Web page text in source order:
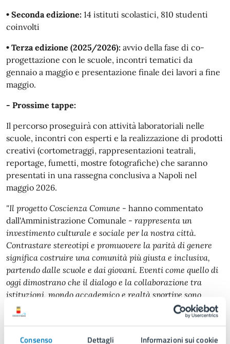
Consenso Dettagli Informazioni sui cookie
• Seconda edizione: 14 istituti scolastici, 810 studenti
coinvolti
• Terza edizione (2025/2026): avvio della fase di co-
progettazione con le scuole, incontri tematici da
gennaio a maggio e presentazione finale dei lavori a fine
maggio.
- Prossime tappe:
Il percorso proseguirà con attività laboratoriali nelle
scuole, incontri con esperti e la realizzazione di prodotti
creativi (cortometraggi, rappresentazioni teatrali,
reportage, fumetti, mostre fotografiche) che saranno
presentati in una rassegna conclusiva a Napoli nel
maggio 2026.
"Il progetto Coscienza Comune - hanno commentato
dall'Amministrazione Comunale - rappresenta un
investimento culturale e sociale per la nostra città.
Contrastare stereotipi e promuovere la parità di genere
significa costruire una comunità più giusta e inclusiva,
partendo dalle scuole e dai giovani. Eventi come quello di
oggi dimostrano che il dialogo e la collaborazione tra
istituzioni, mondo accademico e realtà sportive sono
strumenti fondamentali per il cambiamento".